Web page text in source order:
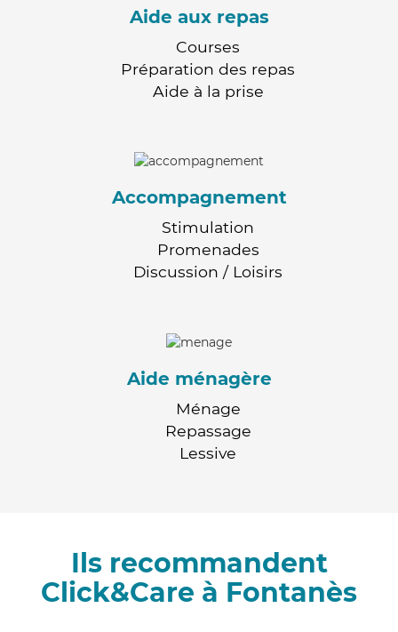
Aide aux repas
Courses
Préparation des repas
Aide à la prise
Accompagnement
Stimulation
Promenades
Discussion / Loisirs
Aide ménagère
Ménage
Repassage
Lessive
Ils recommandent
Click&Care à Fontanès